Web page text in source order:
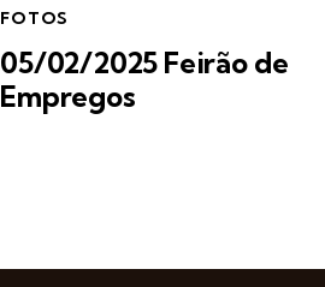
FOTOS
05/02/2025 Feirão de
Empregos